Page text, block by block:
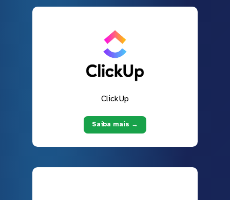
ClickUp
Saiba mais →